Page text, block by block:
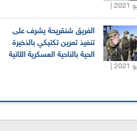
الفريق شنقريحة يشرف على
تنفيذ تمرين تكتيكي بالذخيرة
الحية بالناحية العسكرية الثانية